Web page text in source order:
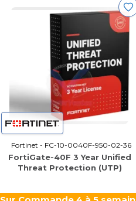
Fortinet - FC-10-0040F-950-02-36
FortiGate-40F 3 Year Unified
Threat Protection (UTP)